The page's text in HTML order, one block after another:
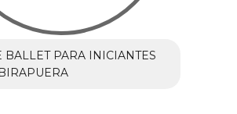
BALLET PARA INICIANTES